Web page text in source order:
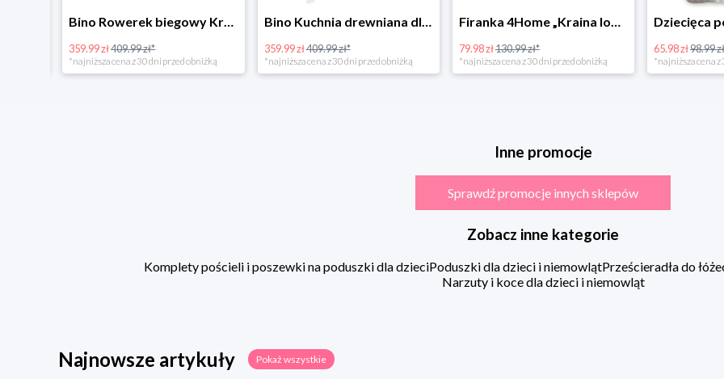
Bino Rowerek biegowy Krecik
359.99 zł409.99 zł*
*najniższa cena z 30 dni przed obniżką
Bino Kuchnia drewniana dla dzieci Provence
359.99 zł409.99 zł*
*najniższa cena z 30 dni przed obniżką
Firanka 4Home „Kraina lodu” (Frozen)
79.98 zł130.99 zł*
*najniższa cena z 30 dni przed obniżką
65.98 zł98.99 zł*
*najniższa cena z
Inne promocje
Sprawdź promocje innych sklepów
Zobacz inne kategorie
Komplety pościeli i poszewki na poduszki dla dzieciPoduszki dla dzieci i niemowlątPrześcieradła do
Narzuty i koce dla dzieci i niemowląt
Najnowsze artykuły Pokaż wszystkie